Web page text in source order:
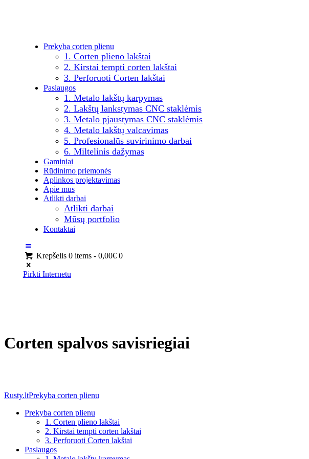
Prekyba corten plienu
1. Corten plieno lakštai
2. Kirstai tempti corten lakštai
3. Perforuoti Corten lakštai
Paslaugos
1. Metalo lakštų karpymas
2. Lakštų lankstymas CNC staklėmis
3. Metalo pjaustymas CNC staklėmis
4. Metalo lakštų valcavimas
5. Profesionalūs suvirinimo darbai
6. Miltelinis dažymas
Gaminiai
Rūdinimo priemonės
Aplinkos projektavimas
Apie mus
Atlikti darbai
Atlikti darbai
Mūsų portfolio
Kontaktai
Krepšelis 0 items -0,00€ 0
Pirkti Internetu
Corten spalvos savisriegiai
Rusty.ltPrekyba corten plienu
Prekyba corten plienu
1. Corten plieno lakštai
2. Kirstai tempti corten lakštai
3. Perforuoti Corten lakštai
Paslaugos